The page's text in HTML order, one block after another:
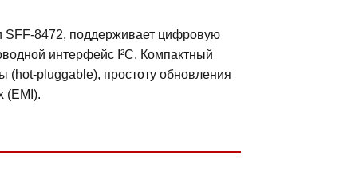
SFF-8472, поддерживает цифровую
интерфейс I²C. Компактный
(hot-pluggable), простоту обновления
(EMI).